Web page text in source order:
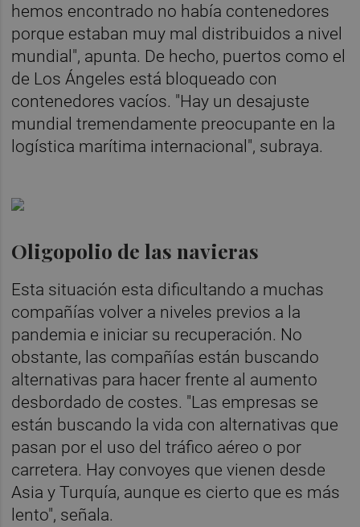
hemos encontrado no había contenedores
porque estaban muy mal distribuidos a nivel
mundial", apunta. De hecho, puertos como el
de Los Ángeles está bloqueado con
contenedores vacíos. "Hay un desajuste
mundial tremendamente preocupante en la
logística marítima internacional", subraya.
Oligopolio de las navieras
Esta situación esta dificultando a muchas
compañías volver a niveles previos a la
pandemia e iniciar su recuperación. No
obstante, las compañías están buscando
alternativas para hacer frente al aumento
desbordado de costes. "Las empresas se
están buscando la vida con alternativas que
pasan por el uso del tráfico aéreo o por
carretera. Hay convoyes que vienen desde
Asia y Turquía, aunque es cierto que es más
lento", señala.